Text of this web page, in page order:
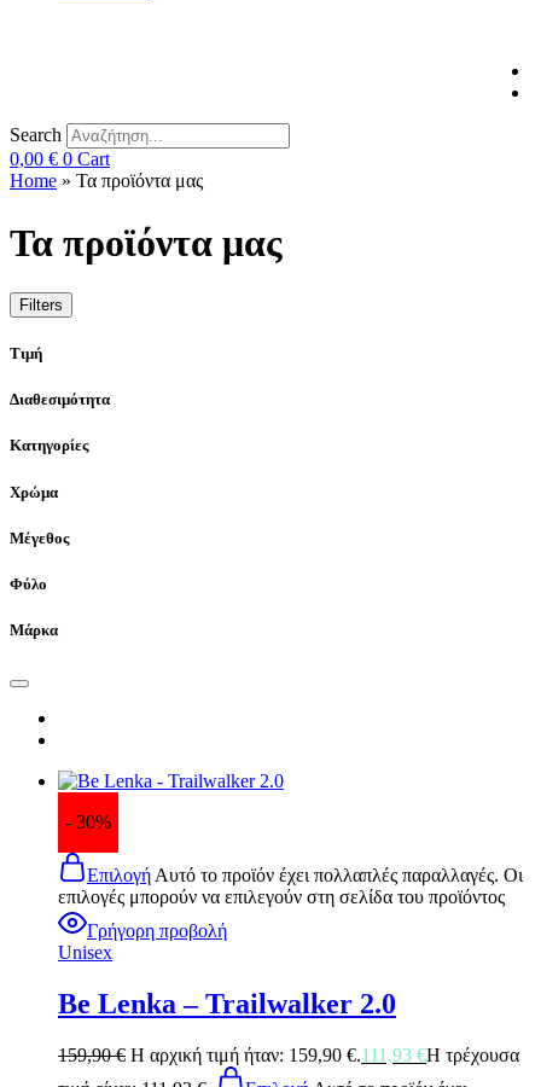
Search
0,00 € 0 Cart
Home » Τα προϊόντα μας
Τα προϊόντα μας
Filters
Τιμή
Διαθεσιμότητα
Κατηγορίες
Χρώμα
Μέγεθος
Φύλο
Μάρκα
- 30%
Επιλογή Αυτό το προϊόν έχει πολλαπλές παραλλαγές. Οι
επιλογές μπορούν να επιλεγούν στη σελίδα του προϊόντος
Γρήγορη προβολή
Unisex
Be Lenka – Trailwalker 2.0
159,90€ Η αρχική τιμή ήταν: 159,90 €.111,93 €Η τρέχουσα